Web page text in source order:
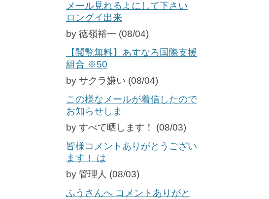
メール見れるよにして下さい
ロングイ出来
by 徳嶺裕一 (08/04)
【閲覧無料】あすなろ国際支援
組合 ※50
by サクラ嫌い (08/04)
この様なメールが着信したので
お知らせしま
by すべて晒します！ (08/03)
皆様コメントありがとうござい
ます！ は
by 管理人 (08/03)
ふうさんへ コメントありがと